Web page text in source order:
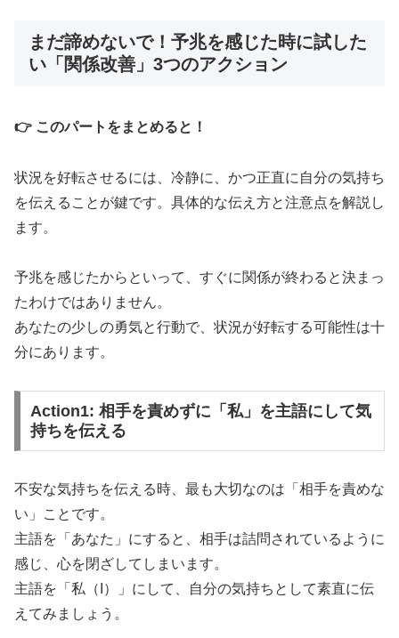
まだ諦めないで！予兆を感じた時に試した
い「関係改善」3つのアクション
👉 このパートをまとめると！
状況を好転させるには、冷静に、かつ正直に自分の気持ち
を伝えることが鍵です。具体的な伝え方と注意点を解説し
ます。
予兆を感じたからといって、すぐに関係が終わると決まっ
たわけではありません。
あなたの少しの勇気と行動で、状況が好転する可能性は十
分にあります。
Action1: 相手を責めずに「私」を主語にして気
持ちを伝える
不安な気持ちを伝える時、最も大切なのは「相手を責めな
い」ことです。
主語を「あなた」にすると、相手は詰問されているように
感じ、心を閉ざしてしまいます。
主語を「私（I）」にして、自分の気持ちとして素直に伝
えてみましょう。